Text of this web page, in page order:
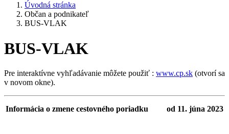
Úvodná stránka
Občan a podnikateľ
BUS-VLAK
BUS-VLAK
Pre interaktívne vyhľadávanie môžete použiť : www.cp.sk (otvorí sa
v novom okne).
Informácia o zmene cestovného poriadku od 11. júna 2023